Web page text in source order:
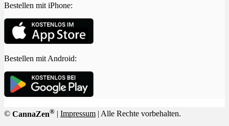
Bestellen mit iPhone:
Bestellen mit Android:
© CannaZen® Impressum | Alle Rechte vorbehalten.